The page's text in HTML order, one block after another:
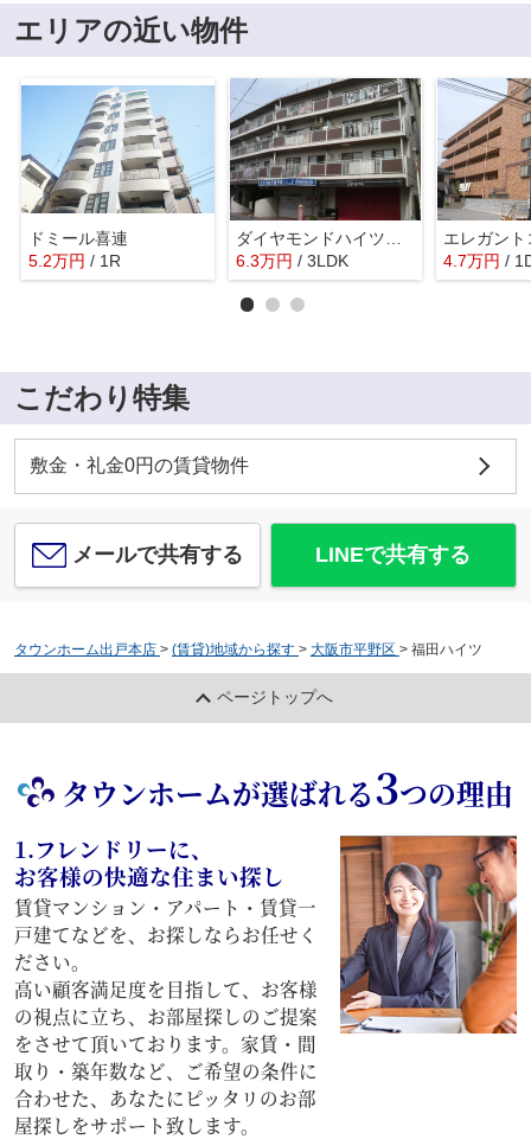
エリアの近い物件
ドミール喜連
5.2万円 / 1R
6.3万円 / 3LDK
エレガン
4.7万円 /
こだわり特集
敷金・礼金0円の賃貸物件
メールで共有する LINEで共有する
タウンホーム出戸本店 > (賃貸)地域から探す > 大阪市平野区 > 福田ハイツ
ページトップへ
タウンホームが選ばれる3つの理由
1.フレンドリーに、
お客様の快適な住まい探し
賃貸マンション・アパート・賃貸一
戸建てなどを、お探しならお任せく
ださい。
高い顧客満足度を目指して、お客様
の視点に立ち、お部屋探しのご提案
をさせて頂いております。家賃・間
取り・築年数など、ご希望の条件に
合わせた、あなたにピッタリのお部
屋探しをサポート致します。